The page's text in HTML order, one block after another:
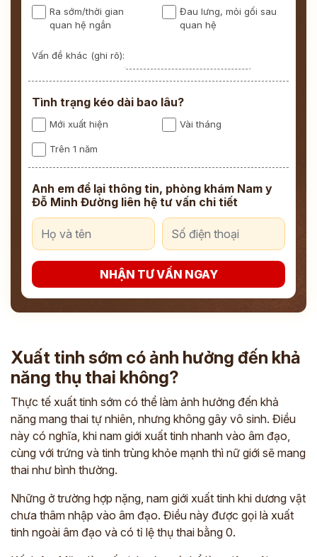
Ra sớm/thời gian
quan hệ ngắn
Đau lưng, mỏi gối sau
quan hệ
Vấn đề khác (ghi rõ):
Tình trạng kéo dài bao lâu?
Mới xuất hiện Vài tháng
Trên 1 năm
Anh em để lại thông tin, phòng khám Nam y
Đỗ Minh Đường liên hệ tư vấn chi tiết
NHẬN TƯ VẤN NGAY
Xuất tinh sớm có ảnh hưởng đến khả
năng thụ thai không?
Thực tế xuất tinh sớm có thể làm ảnh hưởng đến khả
năng mang thai tự nhiên, nhưng không gây vô sinh. Điều
này có nghĩa, khi nam giới xuất tinh nhanh vào âm đạo,
cùng với trứng và tinh trùng khỏe mạnh thì nữ giới sẽ mang
thai như bình thường.
Những ở trường hợp nặng, nam giới xuất tinh khi dương vật
chưa thâm nhập vào âm đạo. Điều này được gọi là xuất
tinh ngoài âm đạo và có tỉ lệ thụ thai bằng 0.